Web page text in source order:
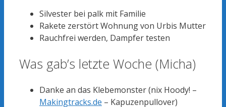
Silvester bei palk mit Familie
Rakete zerstört Wohnung von Urbis Mutter
Rauchfrei werden, Dampfer testen
Was gab’s letzte Woche (Micha)
Danke an das Klebemonster (nix Hoody! –
Makingtracks.de – Kapuzenpullover)